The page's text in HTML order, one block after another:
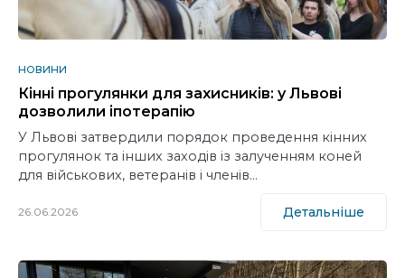
НОВИНИ
Кінні прогулянки для захисників: у Львові
дозволили іпотерапію
У Львові затвердили порядок проведення кінних
прогулянок та інших заходів із залученням коней
для військових, ветеранів і членів…
26.06.2026 Детальніше